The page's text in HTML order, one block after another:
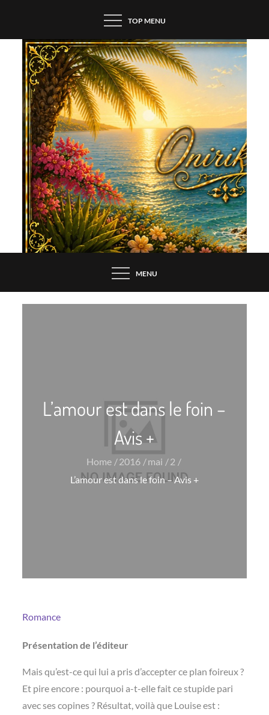
content
TOP MENU
MENU
L’amour est dans le foin –
Avis +
Home 2016 mai
2
L’amour est dans le foin – Avis +
Romance
Présentation de l’éditeur
Mais qu’est-ce qui lui a pris d’accepter ce plan foireux ?
Et pire encore : pourquoi a-t-elle fait ce stupide pari
avec ses copines ? Résultat, voilà que Louise est :